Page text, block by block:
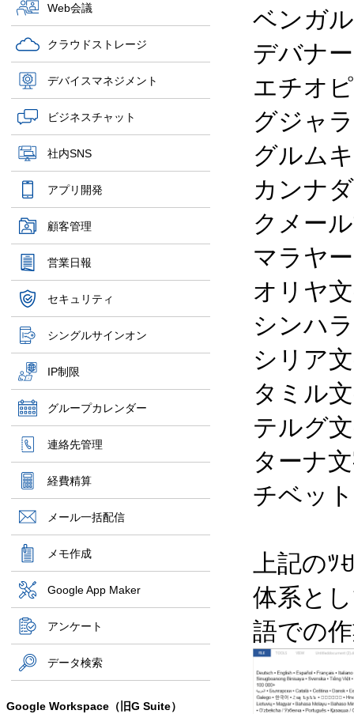
Web会議
クラウドストレージ
デバイスマネジメント
ビジネスチャット
社内SNS
アプリ開発
顧客管理
営業日報
セキュリティ
シングルサインオン
IP制限
グループカレンダー
連絡先管理
経費精算
メール一括配信
メモ作成
Google App Maker
アンケート
データ検索
Google Workspace（旧G Suite）
ベンガ
デバナ
エチオ
グジャ
グルム
カンナ
クメー
マラヤ
オリヤ
シンハ
シリア
タミル
テルグ
ターナ
チベッ
上記のﾂ
体系と
語での